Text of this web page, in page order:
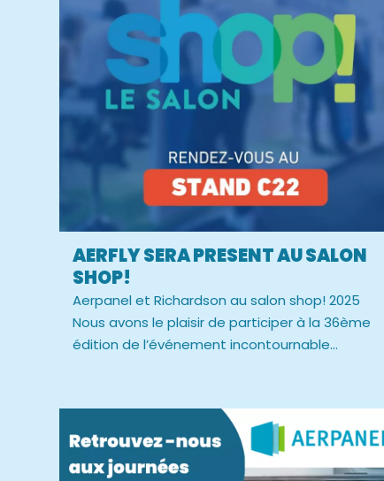
AERFLY SERA PRESENT AU SALON
SHOP!
Aerpanel et Richardson au salon shop! 2025
Nous avons le plaisir de participer à la 36ème
édition de l’événement incontournable...